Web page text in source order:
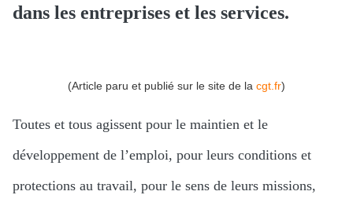
dans les entreprises et les services.
(Article paru et publié sur le site de la cgt.fr)
Toutes et tous agissent pour le maintien et le
développement de l’emploi, pour leurs conditions et
protections au travail, pour le sens de leurs missions,